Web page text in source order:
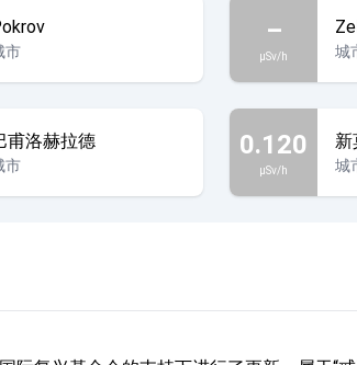
市
–
µSv/h 城
甫洛赫拉德
市
0.120
µSv/h 城